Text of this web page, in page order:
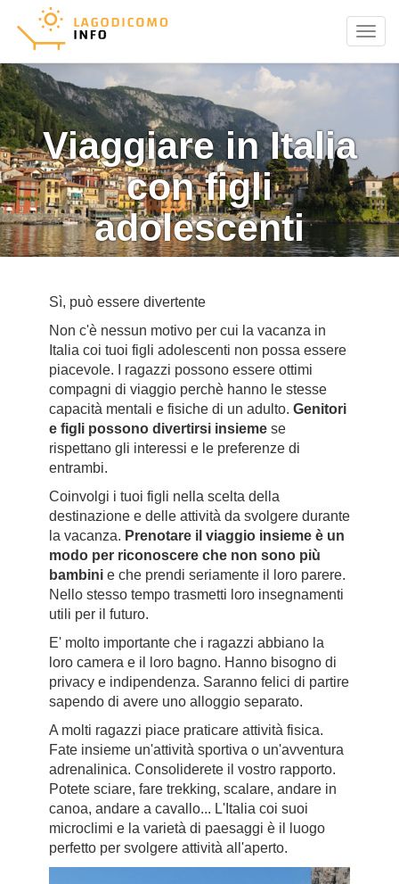
Menu
Viaggiare in Italia
con figli
adolescenti
Sì, può essere divertente
Non c'è nessun motivo per cui la vacanza in
Italia coi tuoi figli adolescenti non possa essere
piacevole. I ragazzi possono essere ottimi
compagni di viaggio perchè hanno le stesse
capacità mentali e fisiche di un adulto. Genitori
e figli possono divertirsi insieme se
rispettano gli interessi e le preferenze di
entrambi.
Coinvolgi i tuoi figli nella scelta della
destinazione e delle attività da svolgere durante
la vacanza. Prenotare il viaggio insieme è un
modo per riconoscere che non sono più
bambini e che prendi seriamente il loro parere.
Nello stesso tempo trasmetti loro insegnamenti
utili per il futuro.
E' molto importante che i ragazzi abbiano la
loro camera e il loro bagno. Hanno bisogno di
privacy e indipendenza. Saranno felici di partire
sapendo di avere uno alloggio separato.
A molti ragazzi piace praticare attività fisica.
Fate insieme un'attività sportiva o un'avventura
adrenalinica. Consoliderete il vostro rapporto.
Potete sciare, fare trekking, scalare, andare in
canoa, andare a cavallo... L'Italia coi suoi
microclimi e la varietà di paesaggi è il luogo
perfetto per svolgere attività all'aperto.